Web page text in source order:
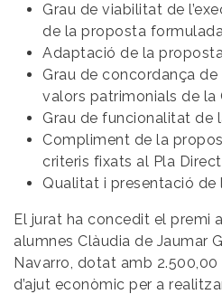
Grau de viabilitat de
de la proposta
Adaptació de la
Grau de concordança
valors patrimonials de la
Grau de funcionalitat de
Compliment de la
criteris fixats al Pla
Qualitat i presentació
El jurat ha concedit el premi
alumnes Clàudia de Jaumar
Navarro, dotat amb
d’ajut econòmic per a